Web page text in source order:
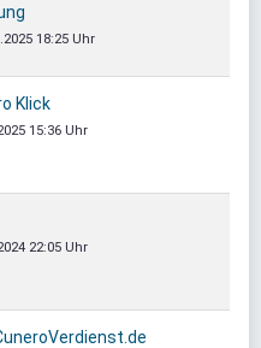
18:25 Uhr
Klick
15:36 Uhr
22:05 Uhr